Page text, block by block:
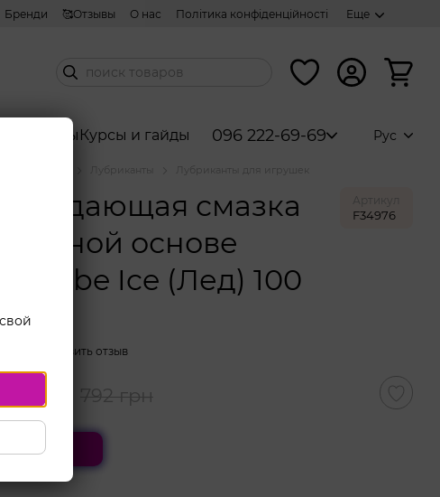
Бренди 🥰Отзывы О нас Політика конфіденційності Еще
наборы Курсы и гайды 096 222-69-69 Рус
Лубриканты Лубриканты для игрушек
смазка
водной основе
Ice (Лед) 100
Артикул
F34976
Оставить отзыв
792 грн
Купить